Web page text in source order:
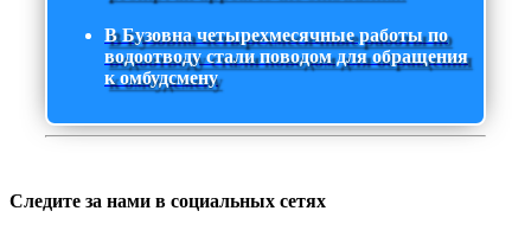
В Бузовна четырехмесячные работы по
водоотводу стали поводом для обращения
к омбудсмену
Следите за нами в социальных сетях